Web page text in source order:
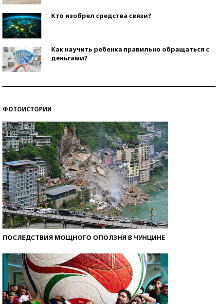
Кто изобрел средства связи?
Как научить ребенка правильно обращаться с
деньгами?
ФОТОИСТОРИИ
ПОСЛЕДСТВИЯ МОЩНОГО ОПОЛЗНЯ В ЧУНЦИНЕ